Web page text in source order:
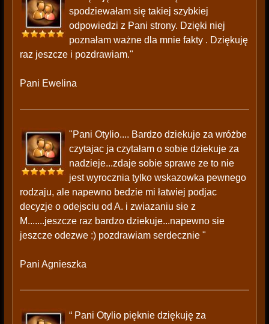
spodziewałam się takiej szybkiej
odpowiedzi z Pani strony. Dzięki niej
poznałam ważne dla mnie fakty . Dziękuję
raz jeszcze i pozdrawiam."
Pani Ewelina
"Pani Otylio.... Bardzo dziekuje za wróżbe
czytajac ja czytałam o sobie dziekuje za
nadzieje...zdaje sobie sprawe ze to nie
jest wyrocznia tylko wskazowka pewnego
rodzaju, ale napewno bedzie mi łatwiej podjac
decyzje o odejsciu od A. i zwiazaniu sie z
M.......jeszcze raz bardzo dziekuje...napewno sie
jeszcze odezwe :) pozdrawiam serdecznie "
Pani Agnieszka
“ Pani Otylio pięknie dziękuję za